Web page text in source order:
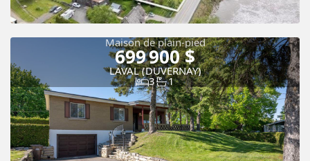
Maison de plain-pied
699 900 $
LAVAL (DUVERNAY)
3 1